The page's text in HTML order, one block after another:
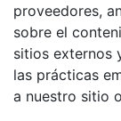
proveedores,
sobre el
sitios externos
las prácticas
a nuestro sitio